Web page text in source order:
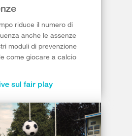
riduce il numero di
anche le assenze
moduli di prevenzione
come giocare a calcio
sul fair play